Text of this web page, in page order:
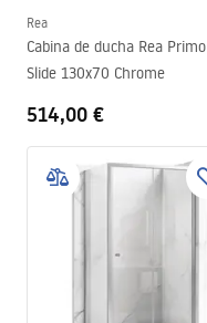
Rea
Cabina de ducha Rea Primo
Slide 130x70 Chrome
514,00 €